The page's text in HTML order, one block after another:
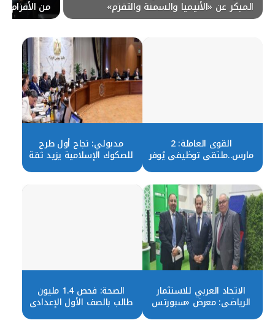
المبكر عن «الأنيميا والسمنة والتقزم» من الأقزام
القوى العاملة: 2
مارس..ملتقى توظيفي يُوفر
مدبولي: نجاح أول طرح
للصكوك الإسلامية يزيد ثقة
المستثمرين في الاقتصاد
الاتحاد العربي للاستثمار
الرياضي: معرض «سبورتس
الصحة: فحص 1.4 مليون
طالب بالصف الأول الإعدادي
بمبادرة الكشف عن فيروس